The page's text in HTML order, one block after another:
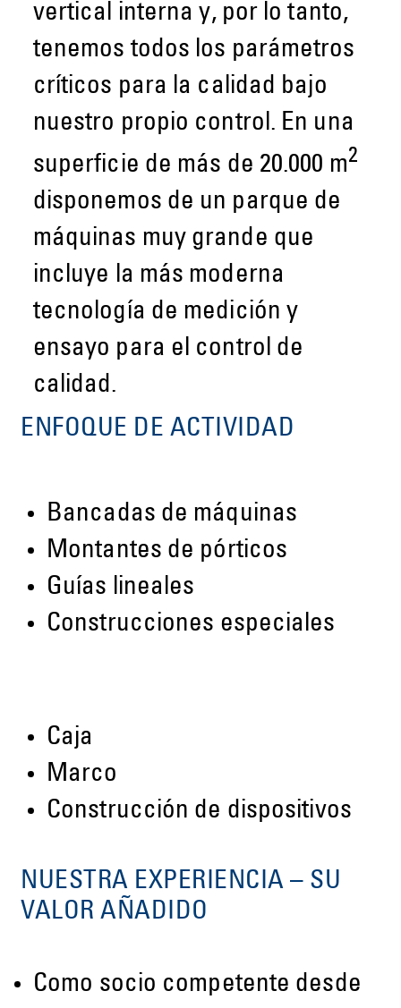
vertical interna y, por lo tanto,
tenemos todos los parámetros
críticos para la calidad bajo
nuestro propio control. En una
superficie de más de 20.000 m2
disponemos de un parque de
máquinas muy grande que
incluye la más moderna
tecnología de medición y
ensayo para el control de
calidad.
ENFOQUE DE ACTIVIDAD
Bancadas de máquinas
Montantes de pórticos
Guías lineales
Construcciones especiales
Caja
Marco
Construcción de dispositivos
NUESTRA EXPERIENCIA – SU
VALOR AÑADIDO
Como socio competente desde